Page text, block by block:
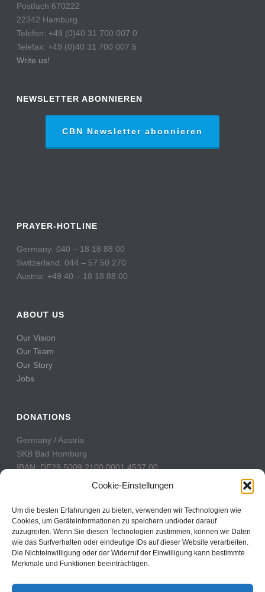
Cookie-Einstellungen
Um die besten Erfahrungen zu bieten, verwenden wir Technologien wie
Cookies, um Geräteinformationen zu speichern und/oder darauf
zuzugreifen. Wenn Sie diesen Technologien zustimmen, können wir Daten
wie das Surfverhalten oder eindeutige IDs auf dieser Website verarbeiten.
Die Nichteinwilligung oder der Widerruf der Einwilligung kann bestimmte
Merkmale und Funktionen beeinträchtigen.
Postfach 670222
22342 Hamburg
Telefon: +49 (0)40 31 700 007 0
Telefax: +49 (0)40 31 700 007 5
Write us!
NEWSLETTER ABONNIEREN
CBN Newsletter abonnieren
PRAYER-HOTLINE
Germany: 040 – 18 18 88 00
Switzerland: 044 – 57 50 270
Austria: +49 40 – 18 18 88 00
ABOUT US
Our Vision
Our Team
Our Story
Jobs
DONATIONS
Germany / Austria
SKB Bad Homburg
IBAN: DE29 5009 2100 0001 4537 00
BIC: GENODE51BH2
Switzerland
PostFinance
Konto: 60-742493-7
IBAN: CH31 0900 0000 6074 2493 7
BIC: POFICHBEXXX